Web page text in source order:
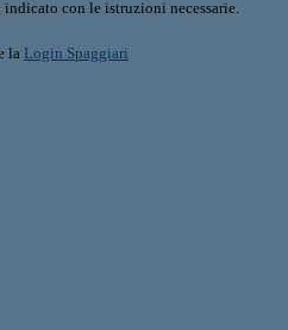
con le istruzioni necessarie.
la Login Spaggiari